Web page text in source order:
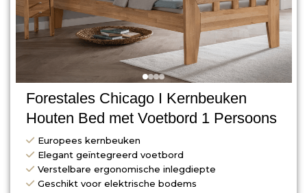
Forestales Chicago I Kernbeuken
Houten Bed met Voetbord 1 Persoons
Europees kernbeuken
Elegant geïntegreerd voetbord
Verstelbare ergonomische inlegdiepte
Geschikt voor elektrische bodems